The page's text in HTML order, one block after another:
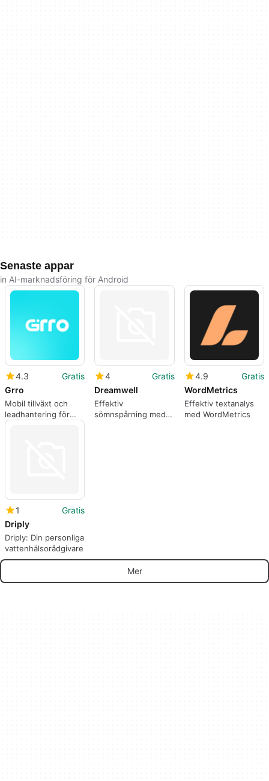
Senaste appar
in AI-marknadsföring för Android
4.3
Gratis
Grro
Mobil tillväxt och
leadhantering för
småföretag på
4
Gratis
Dreamwell
Effektiv
sömnspårning med
4.9
Gratis
WordMetrics
Effektiv textanalys
med WordMetrics
1
Gratis
Driply
Driply: Din personliga
vattenhälsorådgivare
Mer